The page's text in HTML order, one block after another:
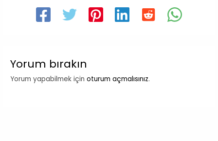
Yorum bırakın
Yorum yapabilmek içinoturum açmalısınız.